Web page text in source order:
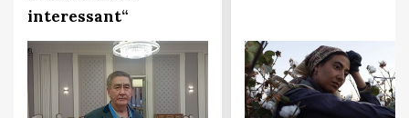
interessant“